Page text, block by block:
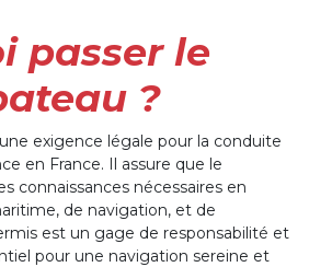
passer le
?
exigence légale pour la conduite
en France. Il assure que le
connaissances nécessaires en
de navigation, et de
est un gage de responsabilité et
pour une navigation sereine et